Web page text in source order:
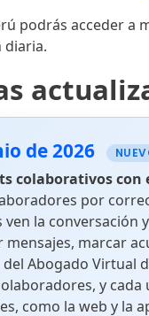
podrás acceder a
diaria.
de 2026
colaborativos con
por
ven la conversación
mensajes, marcar
Abogado Virtual
y
como la web y la